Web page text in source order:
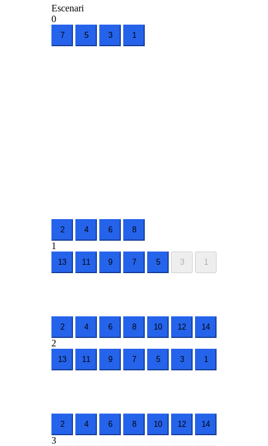
Escenari
0
7 5 3 1
2 4 6 8
1
13 11 9 7 5 3 1
2 4 6 8 10 12 14
2
13 11 9 7 5 3 1
2 4 6 8 10 12 14
3